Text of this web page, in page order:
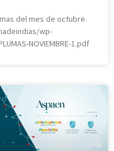
del mes de octubre.
wp-
NOVIEMBRE-1.pdf